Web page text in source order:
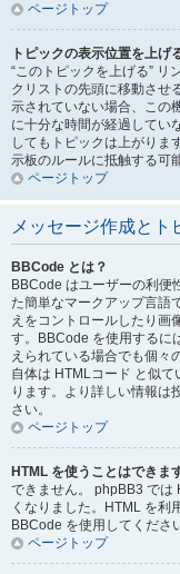
ページトップ
トピックの表示位置を上げ
“このトピックを上げる” リ
クリストの先頭に移動させ
示されていない場合、この
に十分な時間が経過してい
してもトピックは上がりま
示板のルールに抵触する可
ページトップ
メッセージ作成とト
BBCode とは？
BBCode はユーザーの利便
た簡単なマークアップ言語
えをコントロールしたり画
す。BBCode を使用するに
えられている場合でも個々
自体は HTMLコード と似
ります。より詳しい情報は
さい。
ページトップ
HTML を使うことはできま
できません。 phpBB3 では
くなりました。HTML を利
BBCode を使用してくださ
ページトップ